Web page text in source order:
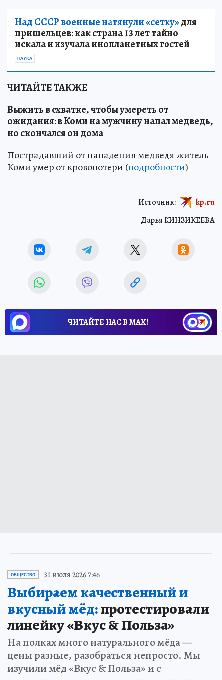
Над СССР военные натянули «сетку»для
пришельцев: как страна 13 лет тайно
искала и изучала инопланетных гостей
НАУКА
ЧИТАЙТЕ ТАКЖЕ
Выжить в схватке, чтобы умереть от
ожидания: в Коми на мужчину напал медведь,
но скончался он дома
Пострадавший от нападения медведя житель
Коми умер от кровопотери (подробности)
Дарья КИНЗИКЕЕВА
Источник: kp.ru
ЧИТАЙТЕ НАС В МАХ!
ОБЩЕСТВО 31 июля 2026 7:46
Выбираем качественный и
вкусный мёд:протестировали
линейку «Вкус & Польза»
На полках много натурального мёда —
цены разные, разобраться непросто. Мы
изучили мёд «Вкус & Польза» и с